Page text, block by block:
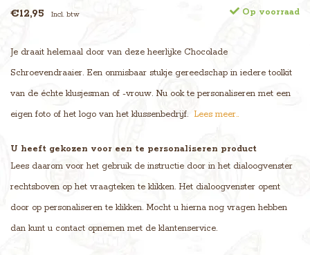
€12,95 Incl. btw Op voorraad
Je draait helemaal door van deze heerlijke Chocolade
Schroevendraaier. Een onmisbaar stukje gereedschap in iedere toolkit
van de échte klusjesman of -vrouw. Nu ook te personaliseren met een
eigen foto of het logo van het klussenbedrijf. Lees meer..
U heeft gekozen voor een te personaliseren product
Lees daarom voor het gebruik de instructie door in het dialoogvenster
rechtsboven op het vraagteken te klikken. Het dialoogvenster opent
door op personaliseren te klikken. Mocht u hierna nog vragen hebben
dan kunt u contact opnemen met de klantenservice.